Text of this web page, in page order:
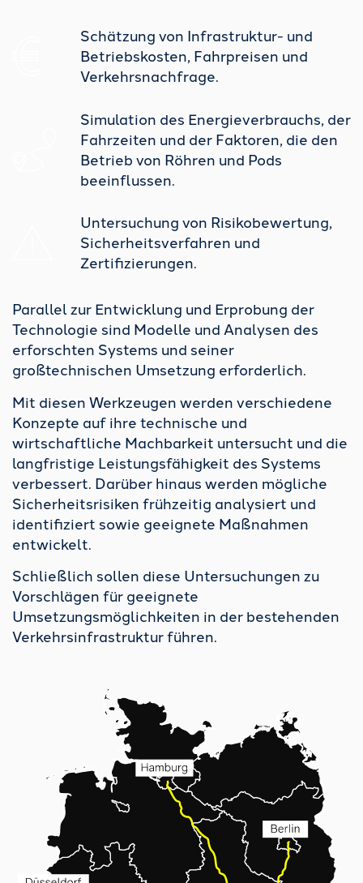
Schätzung von Infrastruktur- und
Betriebskosten, Fahrpreisen und
Verkehrsnachfrage.
Simulation des Energieverbrauchs, der
Fahrzeiten und der Faktoren, die den
Betrieb von Röhren und Pods
beeinflussen.
Untersuchung von Risikobewertung,
Sicherheitsverfahren und
Zertifizierungen.
Parallel zur Entwicklung und Erprobung der
Technologie sind Modelle und Analysen des
erforschten Systems und seiner
großtechnischen Umsetzung erforderlich.
Mit diesen Werkzeugen werden verschiedene
Konzepte auf ihre technische und
wirtschaftliche Machbarkeit untersucht und die
langfristige Leistungsfähigkeit des Systems
verbessert. Darüber hinaus werden mögliche
Sicherheitsrisiken frühzeitig analysiert und
identifiziert sowie geeignete Maßnahmen
entwickelt.
Schließlich sollen diese Untersuchungen zu
Vorschlägen für geeignete
Umsetzungsmöglichkeiten in der bestehenden
Verkehrsinfrastruktur führen.